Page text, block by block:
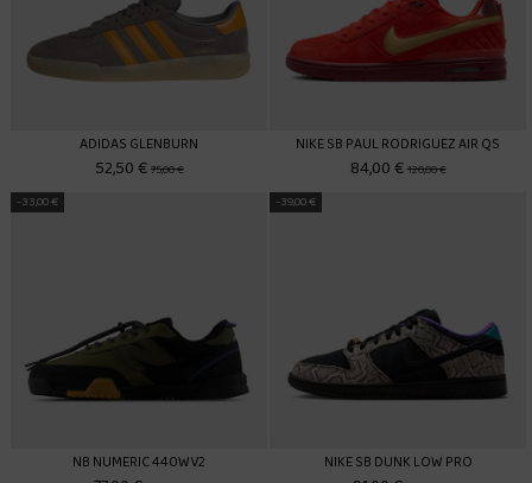
ADIDAS GLENBURN
52,50 €75,00 €
NIKE SB PAUL RODRIGUEZ AIR QS
84,00 €120,00 €
-33,00 €
NB NUMERIC 440WV2
-39,00 €
NIKE SB DUNK LOW PRO